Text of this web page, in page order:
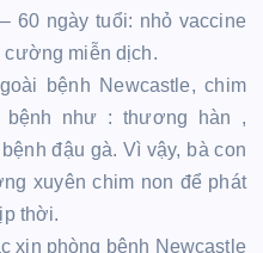
60 ngày tuổi: nhỏ vaccine
cường miễn dịch.
bệnh Newcastle, chim
bệnh như : thương hàn ,
đậu gà. Vì vậy, bà con
xuyên chim non để phát
thời.
xin phòng bệnh Newcastle